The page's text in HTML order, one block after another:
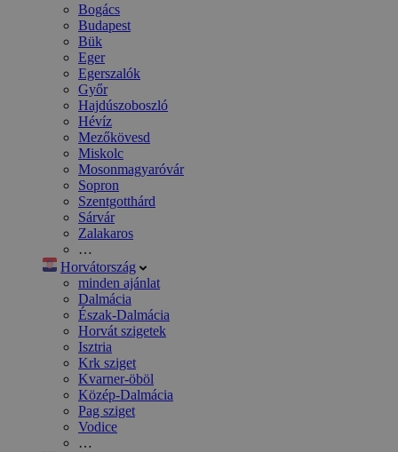
Bogács
Budapest
Bük
Eger
Egerszalók
Győr
Hajdúszoboszló
Hévíz
Mezőkövesd
Miskolc
Mosonmagyaróvár
Sopron
Szentgotthárd
Sárvár
Zalakaros
…
Horvátország
minden ajánlat
Dalmácia
Észak-Dalmácia
Horvát szigetek
Isztria
Krk sziget
Kvarner-öböl
Közép-Dalmácia
Pag sziget
Vodice
…